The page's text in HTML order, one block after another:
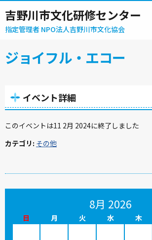
吉野川市文化研修センター
指定管理者 NPO法人吉野川市文化協会
ジョイフル・エコー
イベント詳細
このイベントは11 2月 2024に終了しました
カテゴリ: その他
8月 2026
日 月 火 水 木